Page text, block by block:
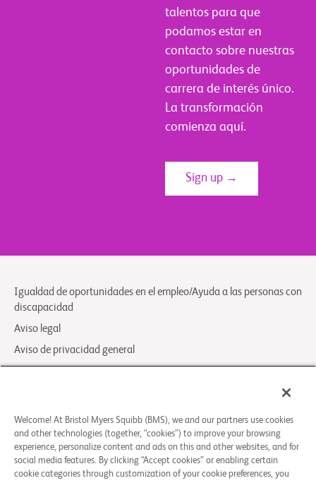
talentos para que
podamos estar en
contacto sobre nuestras
oportunidades de
carrera de interés único.
La transformación
comienza aquí.
Sign up →
Igualdad de oportunidades en el empleo/Ayuda a las personas con
discapacidad
Aviso legal
Aviso de privacidad general
Contáctenos/Preguntas Frecuentes
© 2026 Bristol-Myers Squibb Company
Welcome! At Bristol Myers Squibb (BMS), we and our partners use cookies
and other technologies (together, “cookies”) to improve your browsing
experience, personalize content and ads on this and other websites, and for
social media features. By clicking “Accept cookies” or enabling certain
cookie categories through customization of your cookie preferences, you